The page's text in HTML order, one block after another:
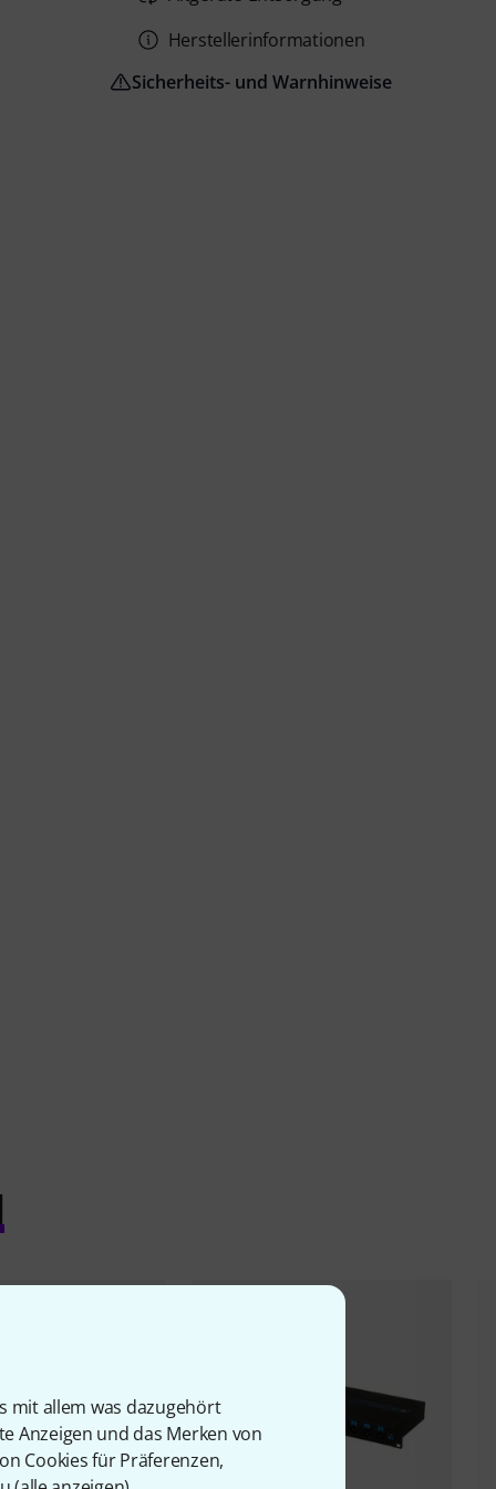
mit allem was dazugehört
Anzeigen und das Merken von
Cookies für Präferenzen,
Herstellerinformationen
Sicherheits- und Warnhinweise